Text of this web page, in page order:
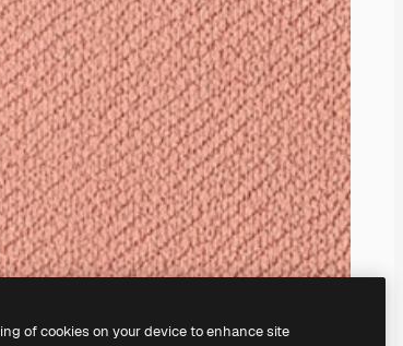
of cookies on your device to enhance site